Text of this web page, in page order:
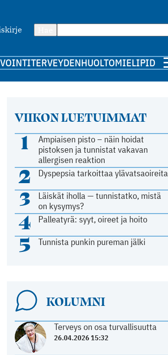
TERVEYDENHUOLTOMIELIPIDE
VIIKON LUETUIMMAT
1
Ampiaisen pisto – näin hoidat
pistoksen ja tunnistat vakavan
allergisen reaktion
2 Dyspepsia tarkoittaa ylävatsaoireita
3
Läiskät iholla — tunnistatko, mistä
on kysymys?
4 Palleatyrä: syyt, oireet ja hoito
5 Tunnista punkin pureman jälki
KOLUMNI
Terveys on osa turvallisuutta
26.04.2026 15:32